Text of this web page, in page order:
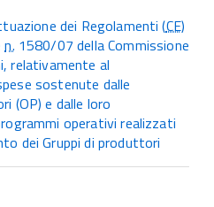
dei Regolamenti (CE)
n. 1580/07 della Commissione
relativamente al
sostenute dalle
(OP) e dalle loro
operativi realizzati
dei Gruppi di produttori